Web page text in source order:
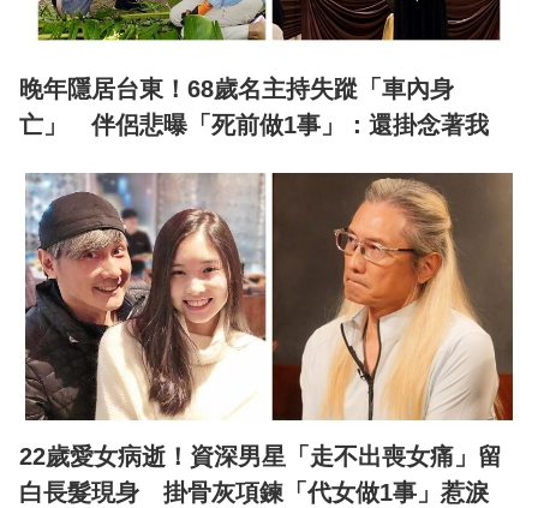
晚年隱居台東！68歲名主持失蹤「車內身
亡」 伴侶悲曝「死前做1事」：還掛念著我
22歲愛女病逝！資深男星「走不出喪女痛」留
白長髮現身 掛骨灰項鍊「代女做1事」惹淚